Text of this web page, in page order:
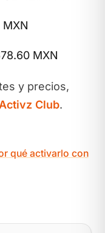
MXN
MXN
y precios,
Activz Club.
qué activarlo con